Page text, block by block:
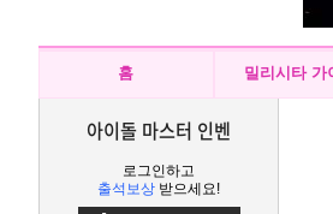
홈 밀리시타 가
아이돌 마스터 인벤
로그인하고
출석보상 받으세요!